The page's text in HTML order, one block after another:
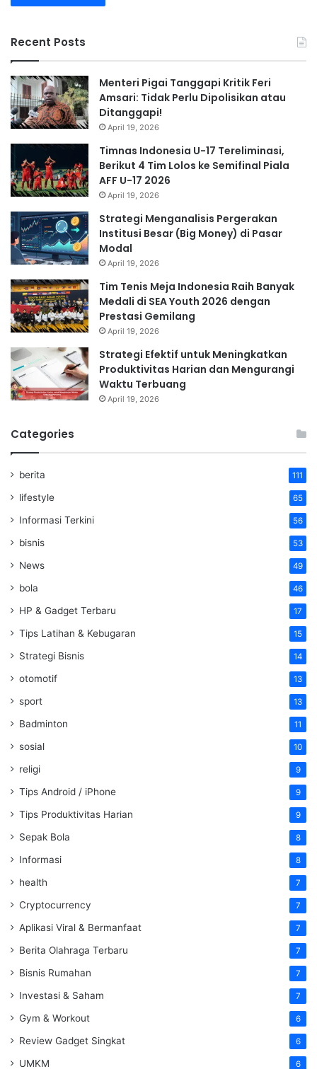
Recent Posts
Menteri Pigai Tanggapi Kritik Feri
Amsari: Tidak Perlu Dipolisikan atau
Ditanggapi!
April 19, 2026
Timnas Indonesia U-17 Tereliminasi,
Berikut 4 Tim Lolos ke Semifinal Piala
AFF U-17 2026
April 19, 2026
Strategi Menganalisis Pergerakan
Institusi Besar (Big Money) di Pasar
Modal
April 19, 2026
Tim Tenis Meja Indonesia Raih Banyak
Medali di SEA Youth 2026 dengan
Prestasi Gemilang
April 19, 2026
Strategi Efektif untuk Meningkatkan
Produktivitas Harian dan Mengurangi
Waktu Terbuang
April 19, 2026
Categories
berita 111
lifestyle 65
Informasi Terkini 56
bisnis 53
News 49
bola 46
HP & Gadget Terbaru 17
Tips Latihan & Kebugaran 15
Strategi Bisnis 14
otomotif 13
sport 13
Badminton 11
sosial 10
religi 9
Tips Android / iPhone 9
Tips Produktivitas Harian 9
Sepak Bola 8
Informasi 8
health 7
Cryptocurrency 7
Aplikasi Viral & Bermanfaat 7
Berita Olahraga Terbaru 7
Bisnis Rumahan 7
Investasi & Saham 7
Gym & Workout 6
Review Gadget Singkat 6
UMKM 6